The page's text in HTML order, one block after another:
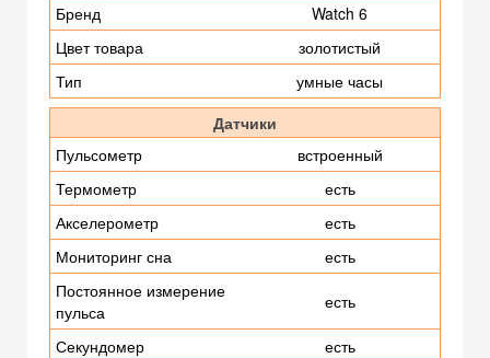
Бренд
Watch 6
Цвет товара
золотистый
Тип
умные часы
Датчики
Пульсометр
встроенный
Термометр
есть
Акселерометр
есть
Мониторинг сна
есть
Постоянное измерение
пульса
есть
Секундомер
есть